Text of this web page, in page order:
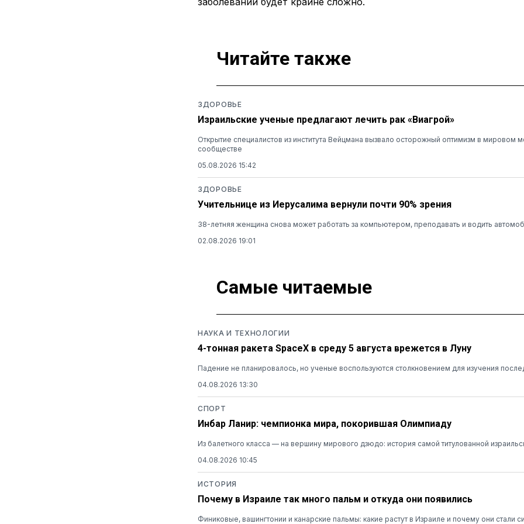
Читайте также
ЗДОРОВЬЕ
Израильские ученые предлагают лечить рак «Виагрой»
Открытие специалистов из института Вейцмана вызвало осторожный оптимизм в мировом
сообществе
05.08.2026 15:42
ЗДОРОВЬЕ
Учительнице из Иерусалима вернули почти 90% зрения
38-летняя женщина снова может работать за компьютером, преподавать и водить
02.08.2026 19:01
Самые читаемые
НАУКА И ТЕХНОЛОГИИ
4-тонная ракета SpaceX в среду 5 августа врежется в Луну
Падение не планировалось, но ученые воспользуются столкновением для изучения
04.08.2026 13:30
СПОРТ
Инбар Ланир: чемпионка мира, покорившая Олимпиаду
Из балетного класса — на вершину мирового дзюдо: история самой титулованной
04.08.2026 10:45
ИСТОРИЯ
Почему в Израиле так много пальм и откуда они появились
Финиковые, вашингтонии и канарские пальмы: какие растут в Израиле и почему они стали